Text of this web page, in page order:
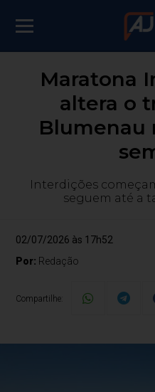
Maratona
altera o
Blumenau
Interdições
seguem até a
02/07/2026 às 17h52
Por: Redação
Compartilhe: